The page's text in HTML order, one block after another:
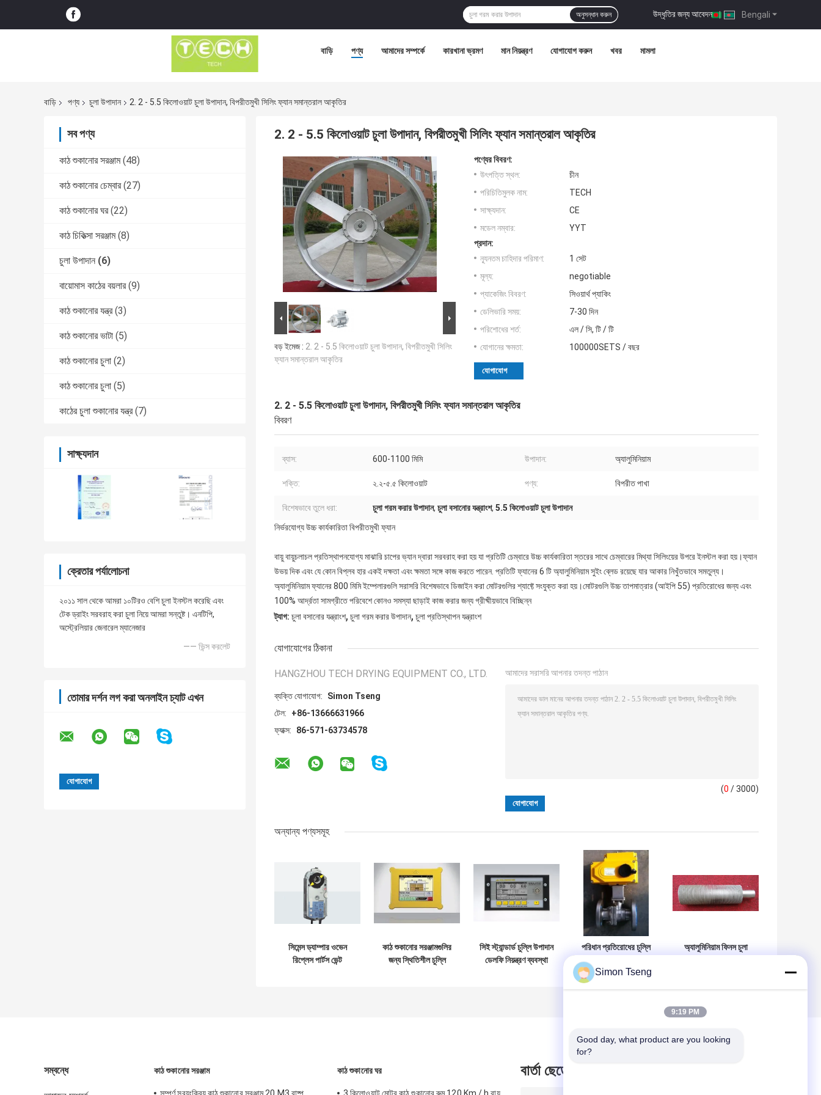
Bengali
উদ্ধৃতির জন্য আবেদন |
অনুসন্ধান করুন
বাড়ি পণ্য আমাদের সম্পর্কে কারখানা ভ্রমণ মান নিয়ন্ত্রণ যোগাযোগ করুন খবর মামলা
বাড়ি পণ্য চুলা উপাদান 2. 2 - 5.5 কিলোওয়াট চুলা উপাদান, বিপরীতমুখী সিলিং ফ্যান সমান্তরাল আকৃতির
সব পণ্য
কাঠ শুকানোর সরঞ্জাম (48)
কাঠ শুকানোর চেম্বার (27)
কাঠ শুকানোর ঘর (22)
কাঠ চিকিত্সা সরঞ্জাম (8)
চুলা উপাদান (6)
বায়োমাস কাঠের বয়লার (9)
কাঠ শুকানোর যন্ত্র (3)
কাঠ শুকানোর ভাটা (5)
কাঠ শুকানোর চুলা (2)
কাঠ শুকানোর চুলা (5)
কাঠের চুলা শুকানোর যন্ত্র (7)
সাক্ষ্যদান
ক্রেতার পর্যালোচনা
২০১১ সাল থেকে আমরা ১০টিরও বেশি চুলা ইনস্টল করেছি এবং
টেক ড্রাইং সরবরাহ করা চুলা নিয়ে আমরা সন্তুষ্ট। এনটিপি,
অস্ট্রেলিয়ার জেনারেল ম্যানেজার
—— ভিন্স করলেট
তোমার দর্শন লগ করা অনলাইন চ্যাট এখন
2. 2 - 5.5 কিলোওয়াট চুলা উপাদান, বিপরীতমুখী সিলিং ফ্যান সমান্তরাল আকৃতির
বড় ইমেজ : 2. 2 - 5.5 কিলোওয়াট চুলা উপাদান, বিপরীতমুখী সিলিং
ফ্যান সমান্তরাল আকৃতির
পণ্যের বিবরণ:
উৎপত্তি স্থল:
চীন
পরিচিতিমুলক নাম:
TECH
সাক্ষ্যদান:
CE
মডেল নম্বার:
YYT
প্রদান:
ন্যূনতম চাহিদার পরিমাণ:
1 সেট
মূল্য:
negotiable
প্যাকেজিং বিবরণ:
সিওয়ার্থ প্যাকিং
ডেলিভারি সময়:
7-30 দিন
পরিশোধের শর্ত:
এল / সি, টি / টি
যোগানের ক্ষমতা:
100000SETS / বছর
যোগাযোগ
2. 2 - 5.5 কিলোওয়াট চুলা উপাদান, বিপরীতমুখী সিলিং ফ্যান সমান্তরাল আকৃতির
বিবরণ
ব্যাস: 600-1100 মিমি উপাদান: অ্যালুমিনিয়াম
শক্তি: ২.২-৫.৫ কিলোওয়াট পণ্য: বিপরীত পাখা
বিশেষভাবে তুলে ধরা: চুলা গরম করার উপাদান, চুলা বসানোর যন্ত্রাংশ, 5.5 কিলোওয়াট চুলা উপাদান
নির্ভরযোগ্য উচ্চ কার্যকারিতা বিপরীতমুখী ফ্যান
বায়ু বায়ুচলাচল প্রতিস্থাপনযোগ্য মাঝারি চাপের ভ্যান দ্বারা সরবরাহ করা হয় যা প্রতিটি চেম্বারে উচ্চ কার্যকারিতা স্তরের সাথে চেম্বারের মিথ্যা সিলিংয়ের উপরে ইনস্টল করা হয়।ফ্যান
উভয় দিক এবং যে কোন বিপ্লব হার একই দক্ষতা এবং ক্ষমতা সঙ্গে কাজ করতে পারেন. প্রতিটি ফ্যানের 6 টি অ্যালুমিনিয়াম সুইং ব্লেড রয়েছে যার আকার নিখুঁতভাবে সমতুল্য।
অ্যালুমিনিয়াম ফ্যানের 800 মিমি ইম্পেলারগুলি সরাসরি বিশেষভাবে ডিজাইন করা মোটরগুলির শ্যাফ্টে সংযুক্ত করা হয়।মোটরগুলি উচ্চ তাপমাত্রার (আইপি 55) প্রতিরোধের জন্য এবং
100% আর্দ্রতা সামগ্রীতে পরিবেশে কোনও সমস্যা ছাড়াই কাজ করার জন্য গ্রীষ্মীয়ভাবে বিচ্ছিন্ন
ট্যাগ: চুলা বসানোর যন্ত্রাংশ, চুলা গরম করার উপাদান, চুলা প্রতিস্থাপন যন্ত্রাংশ
যোগাযোগের ঠিকানা
HANGZHOU TECH DRYING EQUIPMENT CO., LTD.
ব্যক্তি যোগাযোগ:
Simon Tseng
টেল:
+86-13666631966
ফ্যাক্স:
86-571-63734578
আমাদের সরাসরি আপনার তদন্ত পাঠান
(0 / 3000)
অন্যান্য পণ্যসমূহ
সিমেন্স ড্যাম্পার ওভেন
রিপ্লেস পার্টস ভেন্ট
কাঠ শুকানোর সরঞ্জামগুলির
জন্য স্থিতিশীল চুল্লি
সিই স্ট্যান্ডার্ড চুল্লি উপাদান
ডেলফি নিয়ন্ত্রণ ব্যবস্থা
পরিধান প্রতিরোধের চুল্লি
বৈদ্যুতিক স্টেইনলেস স্টীল
অ্যালুমিনিয়াম ফিনস চুলা
সম্বন্ধে কাঠ শুকানোর সরঞ্জাম কাঠ শুকানোর ঘর বার্তা ছেড়ে
Simon Tseng
9:19 PM
Good day, what product are you looking
for?